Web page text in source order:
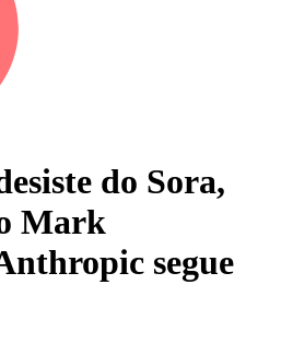
do Sora,
Mark
segue